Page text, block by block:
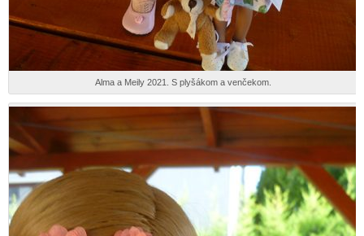
Alma a Meily 2021. S plyšákom a venčekom.